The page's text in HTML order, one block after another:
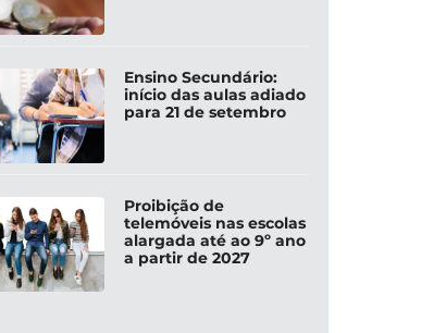
Ensino Secundário:
início das aulas adiado
para 21 de setembro
Proibição de
telemóveis nas escolas
alargada até ao 9º ano
a partir de 2027